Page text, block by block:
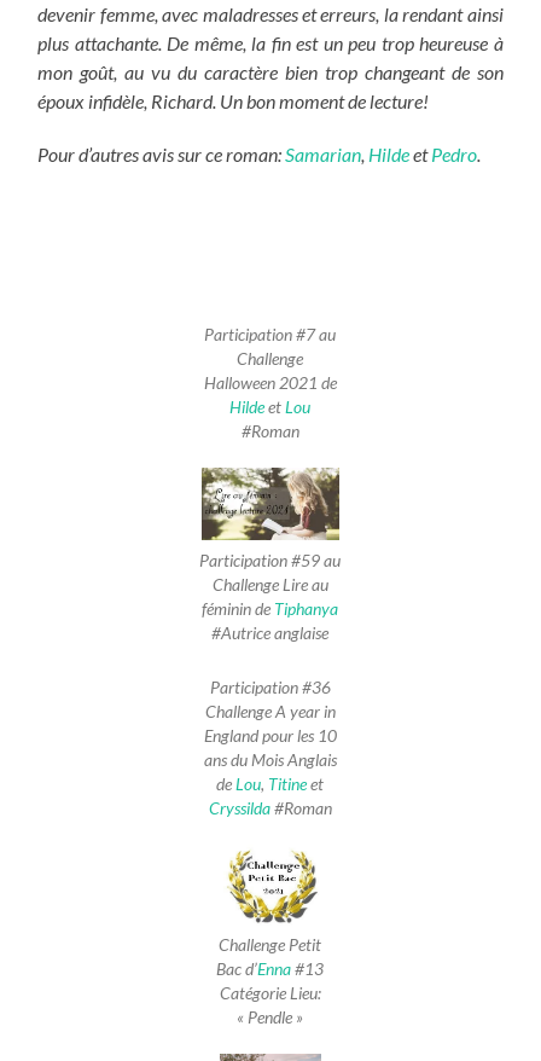
devenir femme, avec maladresses et erreurs, la rendant ainsi
plus attachante. De même, la fin est un peu trop heureuse à
mon goût, au vu du caractère bien trop changeant de son
époux infidèle, Richard. Un bon moment de lecture!
Pour d’autres avis sur ce roman: Samarian HildeetPedro
Participation #7 au
Challenge
Halloween 2021 de
HildeetLou
#Roman
Participation #59 au
Challenge Lire au
féminin de Tiphanya
#Autrice anglaise
Participation #36
Challenge A year in
England pour les 10
ans du Mois Anglais
deLou, Titineet
Cryssilda#Roman
Challenge Petit
Bac d’Enna#13
Catégorie Lieu:
« Pendle »